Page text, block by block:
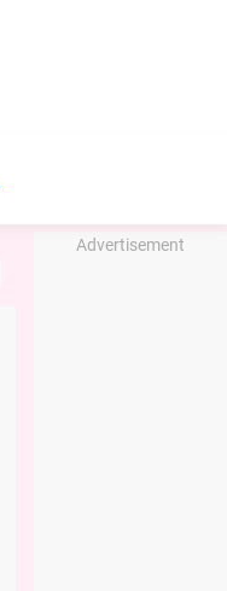
Advertisement